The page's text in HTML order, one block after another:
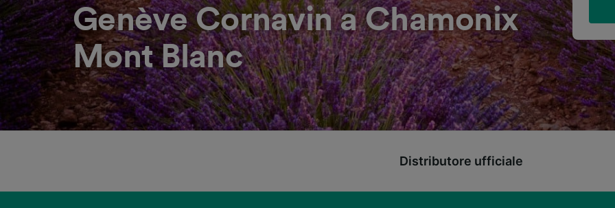
Genève Cornavin a Chamonix
Mont Blanc
Distributore ufficiale